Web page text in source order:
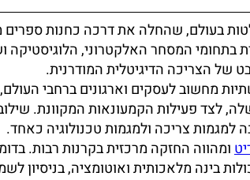
בעולם, שהחלה את דרכה כחנות ספרים
בתחומי המסחר האלקטרוני, הלוגיסטיקה
של הצריכה הדיגיטלית המודרנית.
מחשוב לעסקים וארגונים ברחבי
לצד פעילות הקמעונאות המקוונת.
צריכה ולמגמות טכנולוגיה כאחד.
ומהווה החזקה מרכזית בקרנות רבות.
בינה מלאכותית ואוטומציה, בניסיון